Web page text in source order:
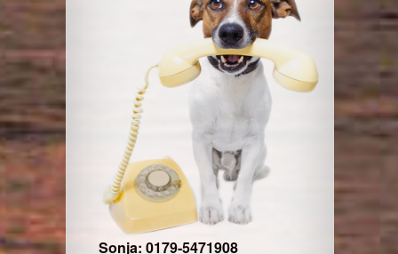
Sonja: 0179-5471908